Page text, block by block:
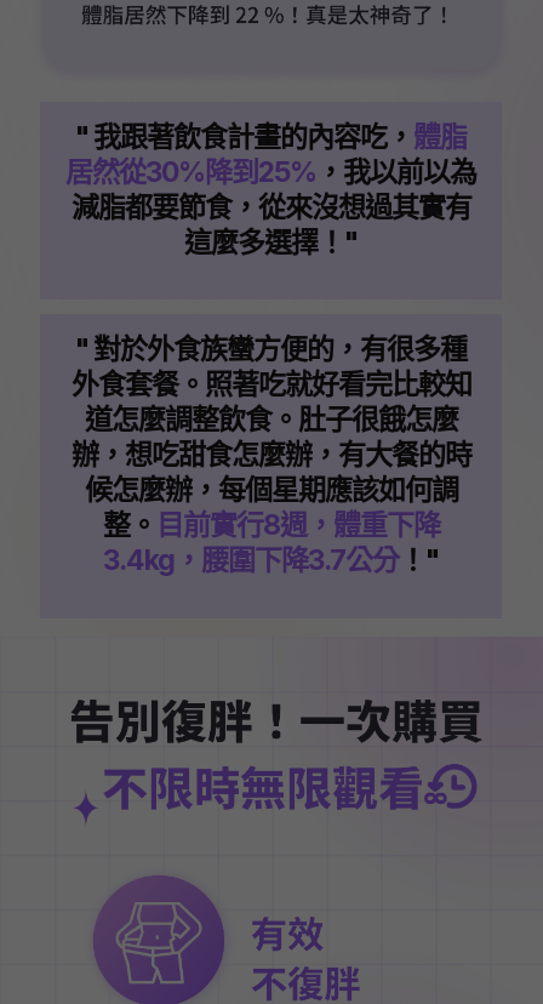
" 我跟著飲食計畫的內容吃， 體脂
居然從30%降到25% ，我以前以為
減脂都要節食，從來沒想過其實有
這麼多選擇！"
" 對於外食族蠻方便的，有很多種
外食套餐。照著吃就好看完比較知
道怎麼調整飲食。肚子很餓怎麼
辦，想吃甜食怎麼辦，有大餐的時
候怎麼辦，每個星期應該如何調
整。 目前實行8週，體重下降
3.4kg，腰圍下降3.7公分！"